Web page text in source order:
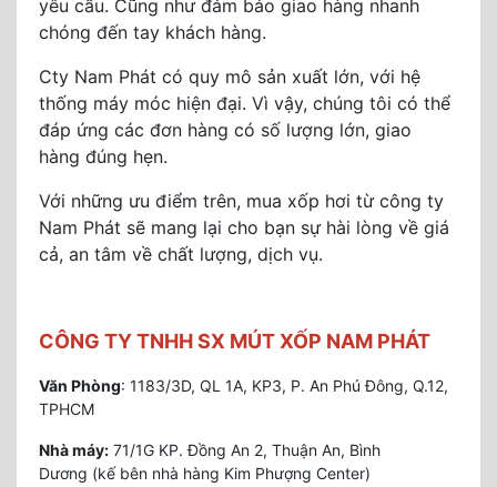
yêu cầu. Cũng như đảm bảo giao hàng nhanh
chóng đến tay khách hàng.
Cty Nam Phát có quy mô sản xuất lớn, với hệ
thống máy móc hiện đại. Vì vậy, chúng tôi có thể
đáp ứng các đơn hàng có số lượng lớn, giao
hàng đúng hẹn.
Với những ưu điểm trên, mua xốp hơi từ công ty
Nam Phát sẽ mang lại cho bạn sự hài lòng về giá
cả, an tâm về chất lượng, dịch vụ.
CÔNG TY TNHH SX MÚT XỐP NAM PHÁT
Văn Phòng: 1183/3D, QL 1A, KP3, P. An Phú Đông, Q.12,
TPHCM
Nhà máy: 71/1G KP. Đồng An 2, Thuận An, Bình
Dương (kế bên nhà hàng Kim Phượng Center)